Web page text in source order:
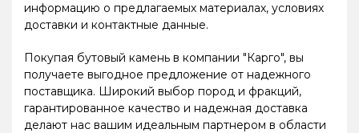
информацию о предлагаемых материалах, условиях
доставки и контактные данные.
Покупая бутовый камень в компании "Карго", вы
получаете выгодное предложение от надежного
поставщика. Широкий выбор пород и фракций,
гарантированное качество и надежная доставка
делают нас вашим идеальным партнером в области